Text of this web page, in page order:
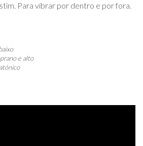
Para vibrar por dentro e por fora.
e alto